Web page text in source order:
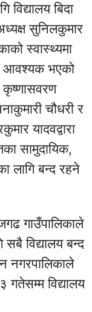
विद्यालय बिदा
सुनिलकुमार
स्वास्थ्यमा
आवश्यक भएको
चौधरी र
यादवद्वारा
सामुदायिक,
लागि बन्द रहने
गाउँपालिकाले
विद्यालय बन्द
नगरपालिकाले
विद्यालय